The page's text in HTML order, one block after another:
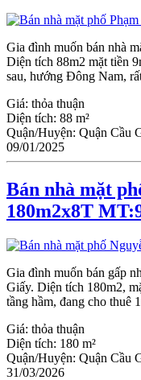
Gia đình muốn bán nhà
Diện tích 88m2 mặt tiền
sau, hướng Đông Nam,
Giá: thỏa thuận
Diện tích: 88 m²
Quận/Huyện: Quận Cầu
09/01/2025
Bán nhà mặt
180m2x8T
Gia đình muốn bán gấp
Giấy. Diện tích 180m2,
tầng hầm, đang cho thuê
Giá: thỏa thuận
Diện tích: 180 m²
Quận/Huyện: Quận Cầu
31/03/2026